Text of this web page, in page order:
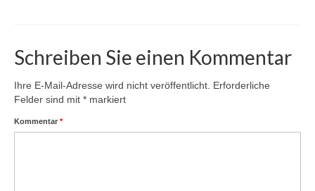
Schreiben Sie einen Kommentar
Ihre E-Mail-Adresse wird nicht veröffentlicht. Erforderliche
Felder sind mit * markiert
Kommentar *